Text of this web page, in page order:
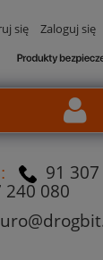
się Zaloguj się
91
240 080